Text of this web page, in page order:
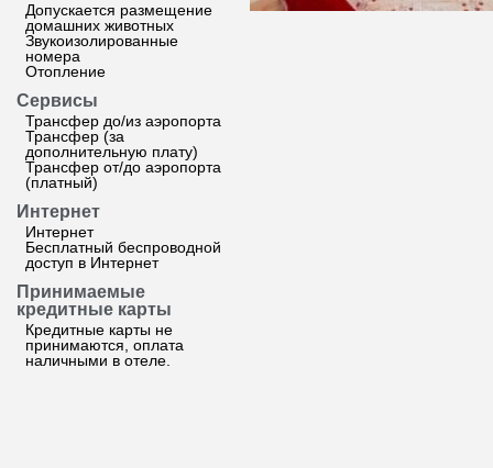
Допускается размещение
домашних животных
Звукоизолированные
номера
Отопление
Сервисы
Трансфер до/из аэропорта
Трансфер (за
дополнительную плату)
Трансфер от/до аэропорта
(платный)
Интернет
Интернет
Бесплатный беспроводной
доступ в Интернет
Принимаемые
кредитные карты
Кредитные карты не
принимаются, оплата
наличными в отеле.